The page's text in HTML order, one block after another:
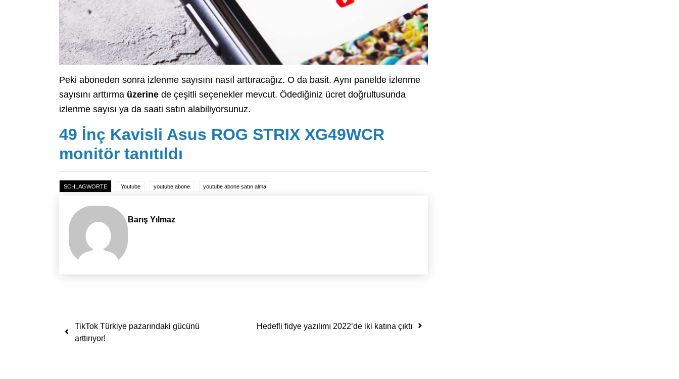
Peki aboneden sonra izlenme sayısını nasıl arttıracağız. O da basit. Aynı panelde izlenme
sayısını arttırma üzerine de çeşitli seçenekler mevcut. Ödediğiniz ücret doğrultusunda
izlenme sayısı ya da saati satın alabiliyorsunuz.
49 İnç Kavisli Asus ROG STRIX XG49WCR
monitör tanıtıldı
SCHLAGWORTE Youtube youtube abone youtube abone satın alma
Barış Yılmaz
Yazı dolaşımı
TikTok Türkiye pazarındaki gücünü
arttırıyor!
Hedefli fidye yazılımı 2022’de iki katına çıktı